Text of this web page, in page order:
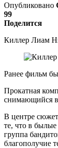
Опубликовано
99
Поделится
Киллер Лиам
Ранее фильм
Прокатная
снимающийся в
В центре
те, что в
группа
благополучие